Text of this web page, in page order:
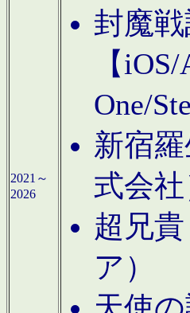
2021～
2026
封魔
【
One/
新宿
式会社
超兄
ア）